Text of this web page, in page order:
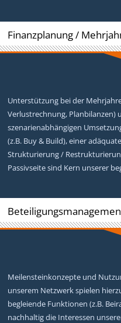
Finanzplanung /
Unterstützung bei der
Verlustrechnung, Planbilanzen)
szenarienabhängigen
(z.B. Buy & Build), einer
Strukturierung /
Passivseite sind Kern unserer
Meilensteinkonzepte und
unserem Netzwerk spielen
begleiende Funktionen (z.B.
nachhaltig die Interessen